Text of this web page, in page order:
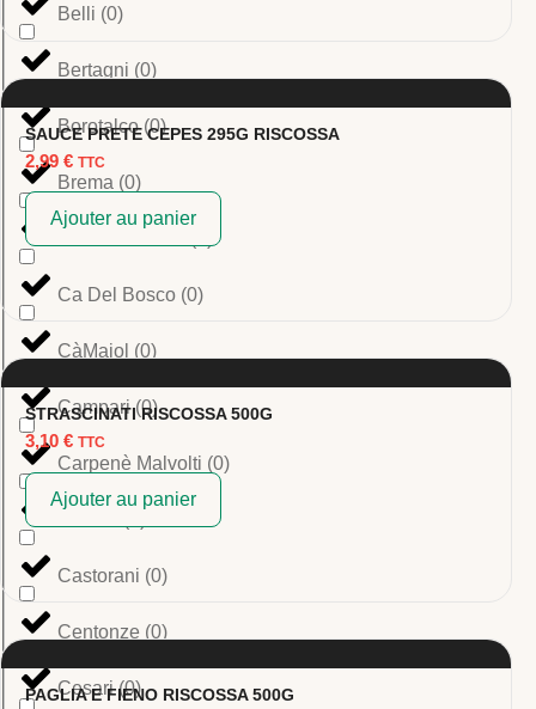
Belli (0)
Bertagni (0)
Borotalco(0)
Brema (0)
Ca Del Bosco (0)
CàMaiol (0)
Campari(0)
Carpenè Malvolti (0)
Castorani (0)
Centonze (0)
Cesari(0)
SAUCE PRETE CEPES 295G RISCOSSA
2,99€ TTC
Ajouter au panier
STRASCINATI RISCOSSA 500G
3,10€ TTC
Ajouter au panier
PAGLIA E FIENO RISCOSSA 500G